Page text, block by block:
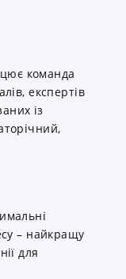
команда
експертів
із
– найкращу
для